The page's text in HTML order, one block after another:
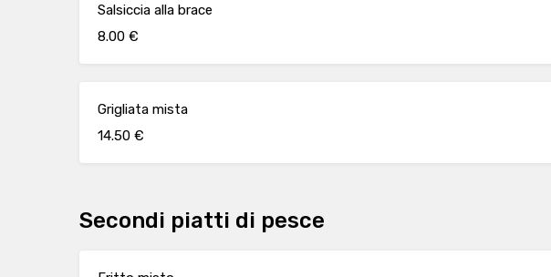
Salsiccia alla brace
8.00 €
Grigliata mista
14.50 €
Secondi piatti di pesce